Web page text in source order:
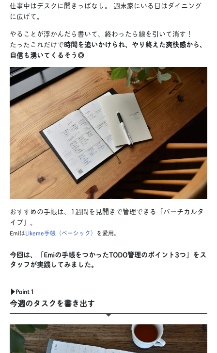
仕事中はデスクに開きっぱなし。 週末家にいる日はダイニング
に広げて。
やることが浮かんだら書いて、終わったら線を引いて消す！
たったこれだけで時間を追いかけられ、やり終えた爽快感から、
自信も湧いてくるそう◎
おすすめの手帳は、1週間を見開きで管理できる「バーチカルタ
イプ」。
EmiはLikeme手帳（ベーシック） を愛用。
今回は、「Emiの手帳をつかったTODO管理のポイント3つ」をス
タッフが実践してみました。
▶︎Point 1
今週のタスクを書き出す